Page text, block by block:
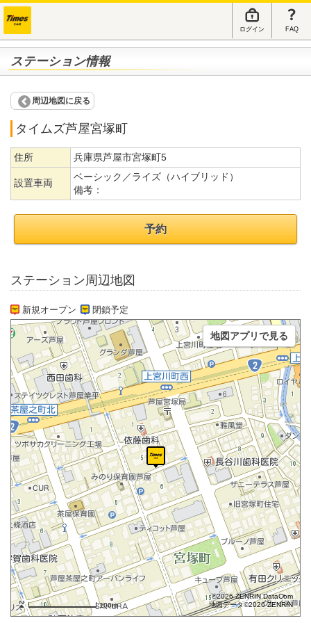
ログイン FAQ
ステーション情報
周辺地図に戻る
タイムズ芦屋宮塚町
住所 兵庫県芦屋市宮塚町5
設置車両
ベーシック／ライズ（ハイブリッド）
備考：
予約
ステーション周辺地図
新規オープン 閉鎖予定
100m
©2026 ZENRIN DataCom
地図データ©2026 ZENRIN
地図アプリで見る